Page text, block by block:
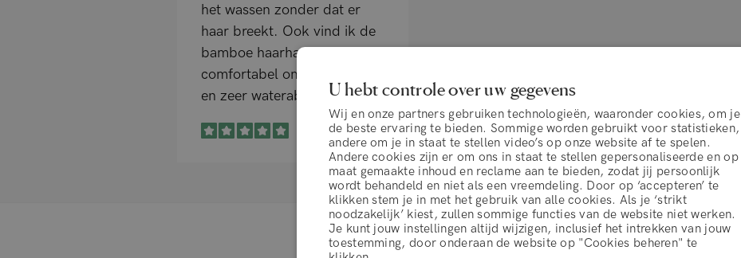
het wassen zonder dat er
haar breekt. Ook vind ik de
bamboe haarhanddoek erg
comfortabel om te dragen
en zeer waterabsorberend.
algemene voorwaarden
U hebt controle over uw gegevens
Wij en onze partners gebruiken technologieën, waaronder cookies, om je
de beste ervaring te bieden. Sommige worden gebruikt voor statistieken,
andere om je in staat te stellen video’s op onze website af te spelen.
Andere cookies zijn er om ons in staat te stellen gepersonaliseerde en op
maat gemaakte inhoud en reclame aan te bieden, zodat jij persoonlijk
wordt behandeld en niet als een vreemdeling. Door op ‘accepteren’ te
klikken stem je in met het gebruik van alle cookies. Als je ‘strikt
noodzakelijk’ kiest, zullen sommige functies van de website niet werken.
Je kunt jouw instellingen altijd wijzigen, inclusief het intrekken van jouw
toestemming, door onderaan de website op "Cookies beheren" te